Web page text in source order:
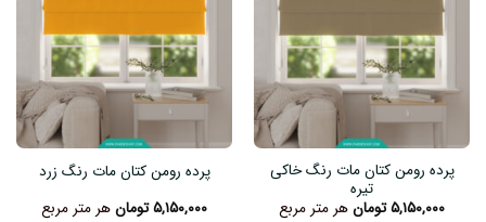
پرده رومن کتان مات رنگ خاکی
تیره
۵,۱۵۰,۰۰۰تومانهر متر مربع
پرده رومن کتان مات رنگ زرد
۵,۱۵۰,۰۰۰تومانهر متر مربع